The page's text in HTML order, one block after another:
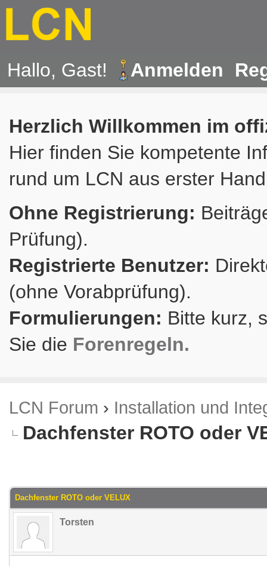
Hallo, Gast! Anmelden
Herzlich Willkommen im
Hier finden Sie kompetente
rund um LCN aus erster
Ohne Registrierung:
Prüfung).
Registrierte Benutzer:
(ohne Vorabprüfung).
Formulierungen: Bitte kurz,
Sie die Forenregeln.
LCN Forum › Installation und
Dachfenster ROTO oder
Dachfenster ROTO oder VELUX
Torsten